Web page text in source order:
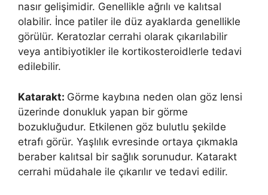
nasır gelişimidir. Genellikle ağrılı ve kalıtsal
olabilir. İnce patiler ile düz ayaklarda genellikle
görülür. Keratozlar cerrahi olarak çıkarılabilir
veya antibiyotikler ile kortikosteroidlerle tedavi
edilebilir.
Katarakt: Görme kaybına neden olan göz lensi
üzerinde donukluk yapan bir görme
bozukluğudur. Etkilenen göz bulutlu şekilde
etrafı görür. Yaşlılık evresinde ortaya çıkmakla
beraber kalıtsal bir sağlık sorunudur. Katarakt
cerrahi müdahale ile çıkarılır ve tedavi edilir.